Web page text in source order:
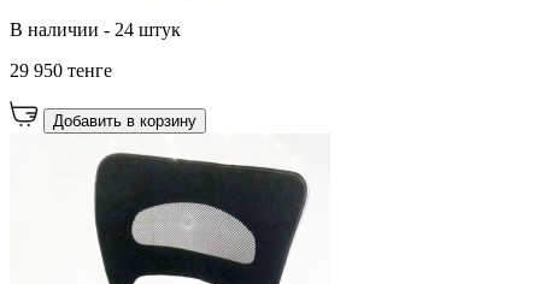
В наличии - 24 штук
29 950 тенге
Добавить в корзину